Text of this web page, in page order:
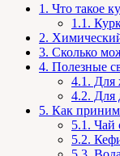
1. Что такое
1.1.
2.
3. Сколько
4. Полезные
4.1. Для
4.2. Для
5. Как
5.1. Чай
5.2.